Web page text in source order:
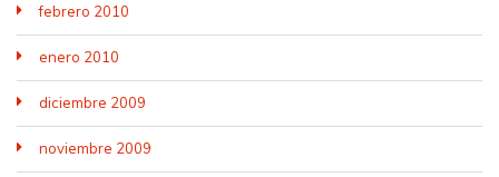
febrero 2010
enero 2010
diciembre 2009
noviembre 2009